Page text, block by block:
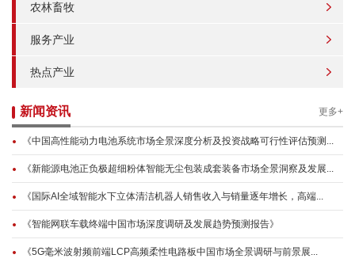
农林畜牧
服务产业
热点产业
新闻资讯 更多+
《中国高性能动力电池系统市场全景深度分析及投资战略可行性评估预测...
《新能源电池正负极超细粉体智能无尘包装成套装备市场全景洞察及发展...
《国际AI全域智能水下立体清洁机器人销售收入与销量逐年增长，高端...
《智能网联车载终端中国市场深度调研及发展趋势预测报告》
《5G毫米波射频前端LCP高频柔性电路板中国市场全景调研与前景展...